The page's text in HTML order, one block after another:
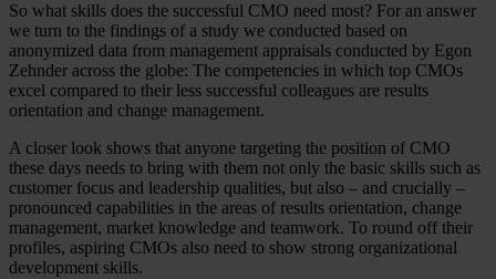
So what skills does the successful CMO need most? For an answer
we turn to the findings of a study we conducted based on
anonymized data from management appraisals conducted by Egon
Zehnder across the globe: The competencies in which top CMOs
excel compared to their less successful colleagues are results
orientation and change management.
A closer look shows that anyone targeting the position of CMO
these days needs to bring with them not only the basic skills such as
customer focus and leadership qualities, but also – and crucially –
pronounced capabilities in the areas of results orientation, change
management, market knowledge and teamwork. To round off their
profiles, aspiring CMOs also need to show strong organizational
development skills.